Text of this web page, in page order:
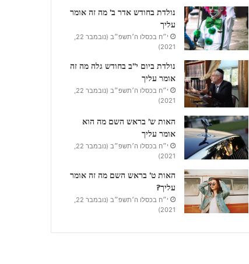
נולדת בחודש אדר ב’ מה זה אומר
עליך
י״ח בכסלו ה׳תשפ״ב (נובמבר 22,
2021)
נולדת ביום י”ב בחודש גלה מה זה
אומר עליך
י״ח בכסלו ה׳תשפ״ב (נובמבר 22,
2021)
האות ש’ בראש השם מה הוא
אומר עליך
י״ח בכסלו ה׳תשפ״ב (נובמבר 22,
2021)
האות ט’ בראש השם מה זה אומר
עליך?
י״ח בכסלו ה׳תשפ״ב (נובמבר 22,
2021)